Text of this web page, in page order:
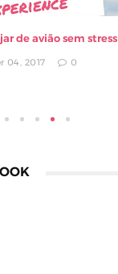
de avião sem stress
04, 2017 0